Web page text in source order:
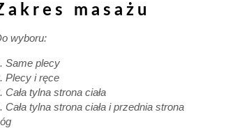
masażu
wyboru:
Same plecy
Plecy i ręce
Cała tylna strona ciała
Cała tylna strona ciała i przednia strona